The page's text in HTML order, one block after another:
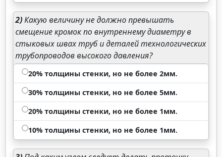
2)Какую величину не должно превышать
смещение кромок по внутреннему диаметру в
стыковых швах труб и деталей технологических
трубопроводов высокого давления?
20% толщины стенки, но не более 2мм.
30% толщины стенки, но не более 5мм.
20% толщины стенки, но не более 1мм.
10% толщины стенки, но не более 1мм.